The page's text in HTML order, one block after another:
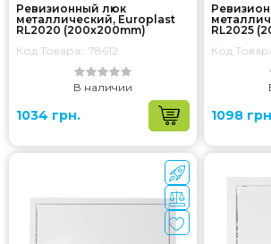
Ревизионный люк
металлический, Europlast
RL2020 (200x200mm)
Код Товара:: 78612
В наличии
1034 грн.
RL2025
Код
1098